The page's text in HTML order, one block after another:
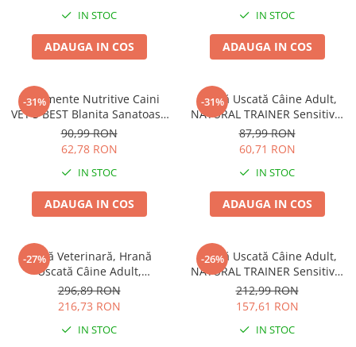
IN STOC
ADAUGA IN COS
IN STOC
ADAUGA IN COS
-31%
Suplimente Nutritive Caini
VET'S BEST Blanita Sanatoasa
60 tablete
90,99 RON
62,78 RON
IN STOC
ADAUGA IN COS
-31%
Hrană Uscată Câine Adult,
NATURAL TRAINER Sensitive,
Fără Gluten, Talie Mică,
Iepure, 2kg
87,99 RON
60,71 RON
IN STOC
ADAUGA IN COS
-27%
Dietă Veterinară, Hrană
Uscată Câine Adult,
EXCLUSION Intestinal, Talie
Mică, Porc și Orez, 7kg
296,89 RON
216,73 RON
IN STOC
-26%
Hrană Uscată Câine Adult,
NATURAL TRAINER Sensitive,
Talie Mică, Prosciutto Crudo,
7kg
212,99 RON
157,61 RON
IN STOC